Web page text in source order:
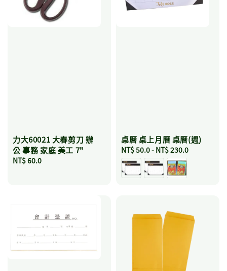
力大60021 大春剪刀 辦
公 事務 家庭 美工 7"
Regular
NT$ 60.0
桌曆 桌上月曆 桌曆(週)
Regular
price
NT$ 50.0- NT$ 230.0